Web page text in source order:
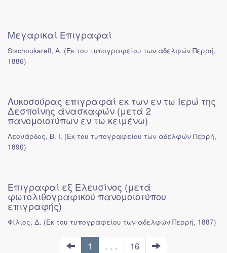
Μεγαρικαί Επιγραφαί
Stschoukareff, A. (Εκ του τυπογραφείου των αδελφών Περρή,
1886)
Λυκοσούρας επιγραφαί εκ των εν τω Ιερώ της
Δεσποίνης άνασκαφών (μετά 2
πανομοιοτύπων εν τω κειμένω)
Λεονάρδος, Β. Ι. (Εκ του τυπογραφείου των αδελφών Περρή,
1896)
Επιγραφαί εξ Ελευσίνος (μετά
φωτολιθογραφικού πανομοιοτύπου
επιγραφής)
Φίλιος, Δ. (Εκ του τυπογραφείου των αδελφών Περρή, 1887)
1 . . . 16